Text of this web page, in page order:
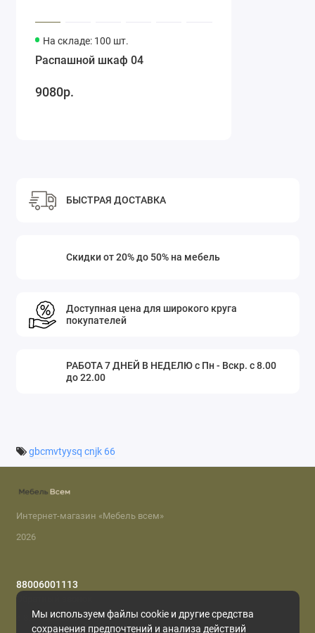
На складе: 100 шт.
Распашной шкаф 04
9080р.
БЫСТРАЯ ДОСТАВКА
Скидки от 20% до 50% на мебель
Доступная цена для широкого круга
покупателей
РАБОТА 7 ДНЕЙ В НЕДЕЛЮ с Пн - Вскр. с 8.00
до 22.00
gbcmvtyysq cnjk 66
Мы используем файлы cookie и другие средства
сохранения предпочтений и анализа действий
Интернет-магазин «Мебель всем»
2026
88006001113
Обратный звонок
с 8.00 до 22.00